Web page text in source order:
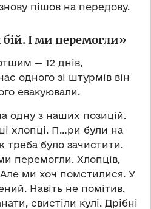
пішов на передову.
бій. І ми перемогли»
— 12 днів,
одного зі штурмів він
евакуювали.
одну з наших позицій.
хлопці. П…ри були на
треба було зачистити.
перемогли. Хлопців,
ми хоч помстилися. У
Навіть не помітив,
свистіли кулі. Дрібні